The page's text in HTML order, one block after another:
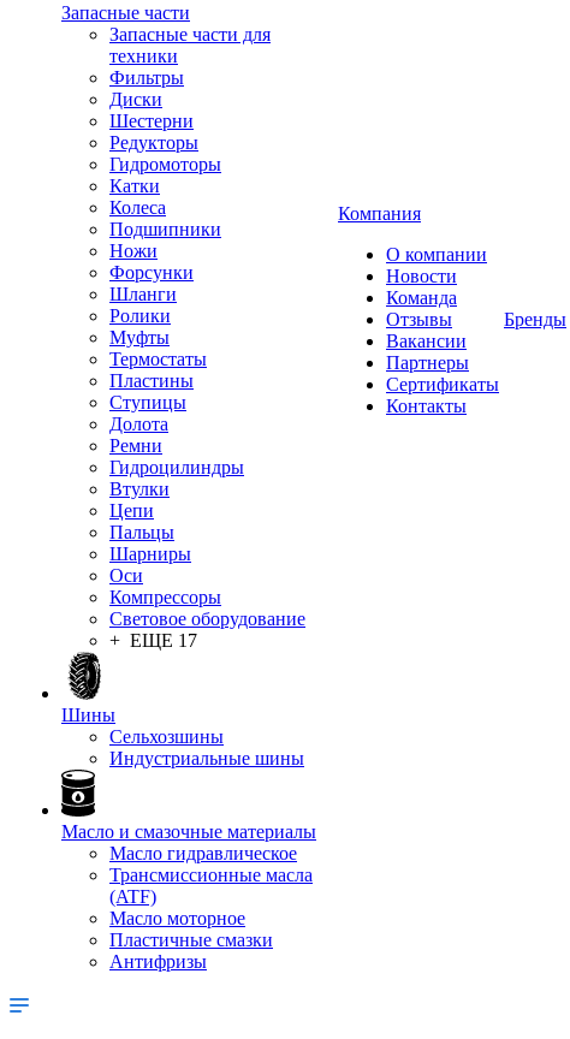
Запасные части
Запасные части для
техники
Фильтры
Диски
Шестерни
Редукторы
Гидромоторы
Катки
Колеса
Подшипники
Ножи
Форсунки
Шланги
Ролики
Муфты
Термостаты
Пластины
Ступицы
Долота
Ремни
Гидроцилиндры
Втулки
Цепи
Пальцы
Шарниры
Оси
Компрессоры
Световое оборудование
+ ЕЩЕ 17
Шины
Сельхозшины
Индустриальные шины
Масло и смазочные материалы
Масло гидравлическое
Трансмиссионные масла
(ATF)
Масло моторное
Пластичные смазки
Антифризы
Компания
О компании
Новости
Команда
Отзывы
Вакансии
Партнеры
Сертификаты
Контакты
Бренды